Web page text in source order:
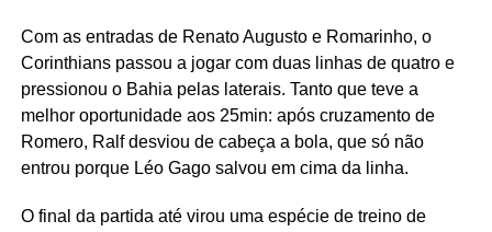
Com as entradas de Renato Augusto e Romarinho, o
Corinthians passou a jogar com duas linhas de quatro e
pressionou o Bahia pelas laterais. Tanto que teve a
melhor oportunidade aos 25min: após cruzamento de
Romero, Ralf desviou de cabeça a bola, que só não
entrou porque Léo Gago salvou em cima da linha.
O final da partida até virou uma espécie de treino de